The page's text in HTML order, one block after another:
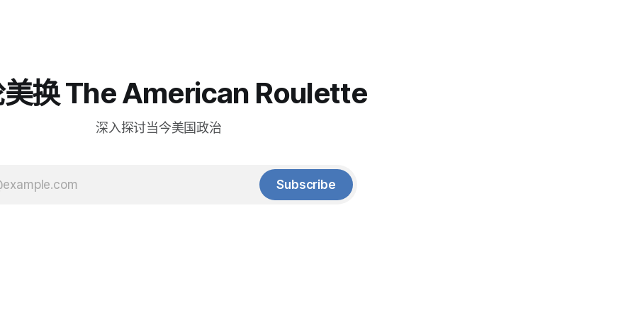
换 The American Roulette
深入探讨当今美国政治
Subscribe